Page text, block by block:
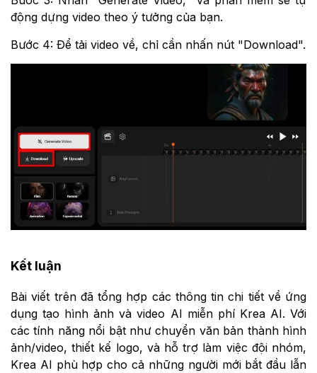
động dựng video theo ý tưởng của bạn.
Bước 4: Để tải video về, chỉ cần nhấn nút "Download".
Kết luận
Bài viết trên đã tổng hợp các thông tin chi tiết về ứng
dụng tạo hình ảnh và video AI miễn phí Krea AI. Với
các tính năng nổi bật như chuyển văn bản thành hình
ảnh/video, thiết kế logo, và hỗ trợ làm việc đội nhóm,
Krea AI phù hợp cho cả những người mới bắt đầu lẫn